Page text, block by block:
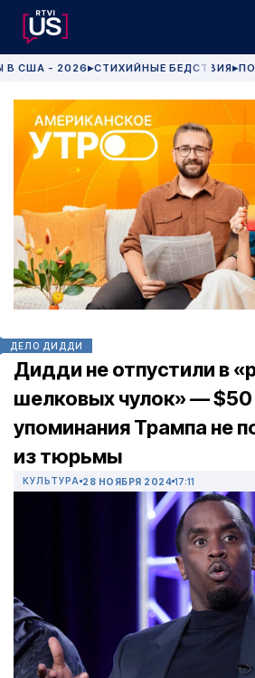
В США - 2026 ▶СТИХИЙНЫЕ БЕДСТВИЯ▶
ДЕЛО ДИДДИ
Дидди не отпустили в
шелковых чулок» — $50
упоминания Трампа не
из тюрьмы
КУЛЬТУРА 28 НОЯБРЯ 2024 17:11